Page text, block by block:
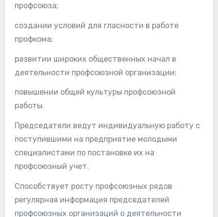
профсоюза;
создании условий для гласности в работе
профкома;
развитии широких общественных начал в
деятельности профсоюзной организации;
повышении общей культуры профсоюзной
работы.
Председатели ведут индивидуальную работу с
поступившими на предприятие молодыми
специалистами по постановке их на
профсоюзный учет.
Способствует росту профсоюзных рядов
регулярная информация председателей
профсоюзных организаций о деятельности